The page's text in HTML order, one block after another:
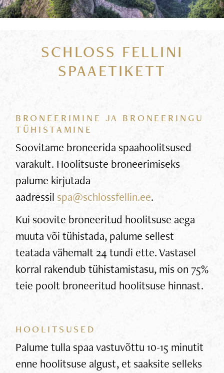
SCHLOSS FELLINI
SPAAETIKETT
BRONEERIMINE JA BRONEERINGU
TÜHISTAMINE
Soovitame broneerida spaahoolitsused
varakult. Hoolitsuste broneerimiseks
palume kirjutada
aadressil spa@schlossfellin.ee.
Kui soovite broneeritud hoolitsuse aega
muuta või tühistada, palume sellest
teatada vähemalt 24 tundi ette. Vastasel
korral rakendub tühistamistasu, mis on 75%
teie poolt broneeritud hoolitsuse hinnast.
HOOLITSUSED
Palume tulla spaa vastuvõttu 10-15 minutit
enne hoolitsuse algust, et saaksite selleks